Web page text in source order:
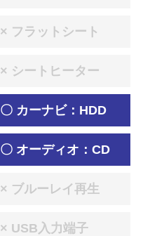
× フラットシート
× シートヒーター
〇 カーナビ：HDD
〇 オーディオ：CD
× ブルーレイ再生
× USB入力端子